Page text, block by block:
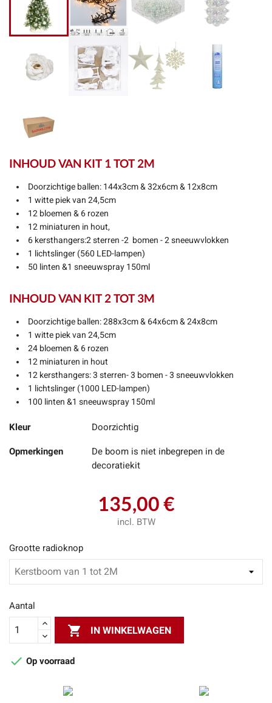
INHOUD VAN KIT 1 TOT 2M
Doorzichtige ballen: 144x3cm & 32x6cm & 12x8cm
1 witte piek van 24,5cm
12 bloemen & 6 rozen
12 miniaturen in hout,
6 kersthangers:2 sterren -2 bomen - 2 sneeuwvlokken
1 lichtslinger (560 LED-lampen)
50 linten &1 sneeuwspray 150ml
INHOUD VAN KIT 2 TOT 3M
Doorzichtige ballen: 288x3cm & 64x6cm & 24x8cm
1 witte piek van 24,5cm
24 bloemen & 6 rozen
12 miniaturen in hout
12 kersthangers: 3 sterren- 3 bomen - 3 sneeuwvlokken
1 lichtslinger (1000 LED-lampen)
100 linten &1 sneeuwspray 150ml
Kleur Doorzichtig
Opmerkingen
De boom is niet inbegrepen in de
decoratiekit
135,00 €
incl. BTW
Grootte radioknop
Aantal
 IN WINKELWAGEN
 Op voorraad